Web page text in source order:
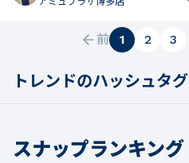
前 1 2 3
トレンドのハッシュタグ
スナップランキング